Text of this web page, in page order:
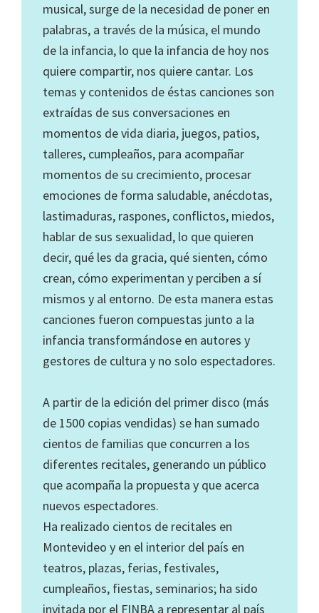
musical, surge de la necesidad de poner en
palabras, a través de la música, el mundo
de la infancia, lo que la infancia de hoy nos
quiere compartir, nos quiere cantar. Los
temas y contenidos de éstas canciones son
extraídas de sus conversaciones en
momentos de vida diaria, juegos, patios,
talleres, cumpleaños, para acompañar
momentos de su crecimiento, procesar
emociones de forma saludable, anécdotas,
lastimaduras, raspones, conflictos, miedos,
hablar de sus sexualidad, lo que quieren
decir, qué les da gracia, qué sienten, cómo
crean, cómo experimentan y perciben a sí
mismos y al entorno. De esta manera estas
canciones fueron compuestas junto a la
infancia transformándose en autores y
gestores de cultura y no solo espectadores.
A partir de la edición del primer disco (más
de 1500 copias vendidas) se han sumado
cientos de familias que concurren a los
diferentes recitales, generando un público
que acompaña la propuesta y que acerca
nuevos espectadores.
Ha realizado cientos de recitales en
Montevideo y en el interior del país en
teatros, plazas, ferias, festivales,
cumpleaños, fiestas, seminarios; ha sido
invitada por el FINBA a representar al país